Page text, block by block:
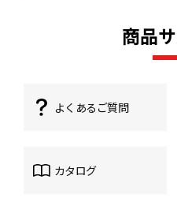
商品
よくあるご質問
カタログ